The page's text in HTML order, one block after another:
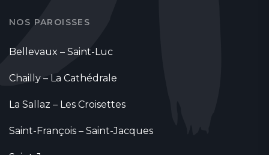
NOS PAROISSES
Bellevaux – Saint-Luc
Chailly – La Cathédrale
La Sallaz – Les Croisettes
Saint-François – Saint-Jacques